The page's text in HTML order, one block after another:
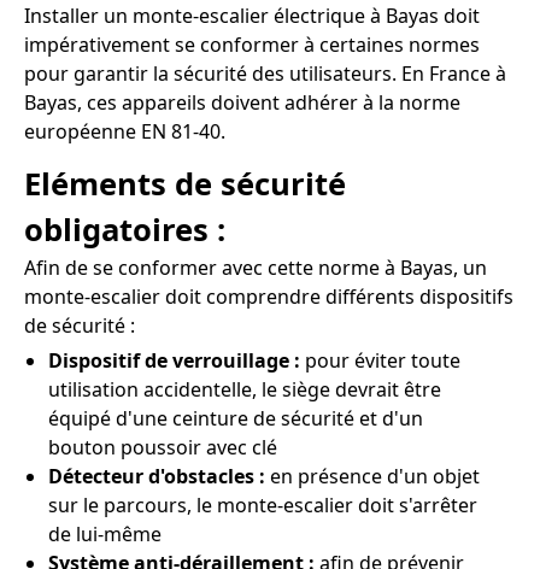
Installer un monte-escalier électrique à Bayas doit
impérativement se conformer à certaines normes
pour garantir la sécurité des utilisateurs. En France à
Bayas, ces appareils doivent adhérer à la norme
européenne EN 81-40.
Eléments de sécurité
obligatoires :
Afin de se conformer avec cette norme à Bayas, un
monte-escalier doit comprendre différents dispositifs
de sécurité :
Dispositif de verrouillage : pour éviter toute
utilisation accidentelle, le siège devrait être
équipé d'une ceinture de sécurité et d'un
bouton poussoir avec clé
Détecteur d'obstacles : en présence d'un objet
sur le parcours, le monte-escalier doit s'arrêter
de lui-même
Système anti-déraillement : afin de prévenir